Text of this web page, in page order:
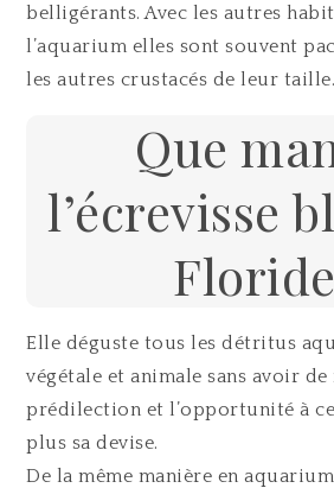
belligérants. Avec les autres
l’aquarium elles sont souvent
les autres crustacés de leur taille.
Que
l’écrevisse
Elle déguste tous les détritus
végétale et animale sans avoir de
prédilection et l’opportunité à
plus sa devise.
De la même manière en